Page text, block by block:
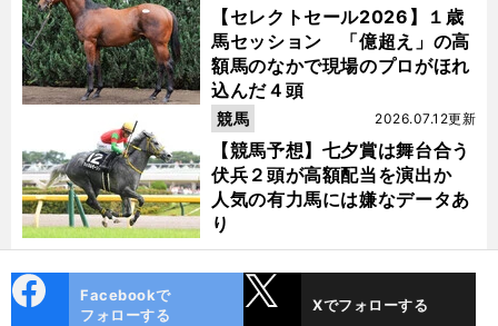
【セレクトセール2026】１歳
馬セッション 「億超え」の高
額馬のなかで現場のプロがほれ
込んだ４頭
【競馬予想】七夕賞は舞台合う
伏兵２頭が高額配当を演出か
人気の有力馬には嫌なデータあ
り
2026.07.12更新
競馬
ok
Facebookで
フォローする
Xでフォローする